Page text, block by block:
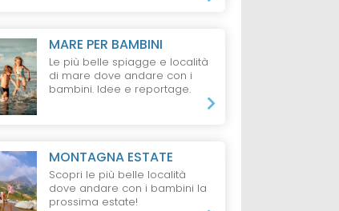
MARE PER BAMBINI
Le più belle spiagge e località
di mare dove andare con i
bambini. Idee e reportage.
MONTAGNA ESTATE
Scopri le più belle località
dove andare con i bambini la
prossima estate!